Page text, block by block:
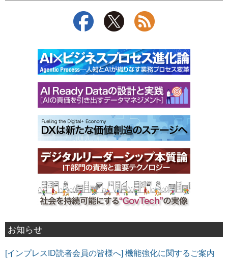
お知らせ
[インプレスID読者会員の皆様へ] 機能強化に関するご案内